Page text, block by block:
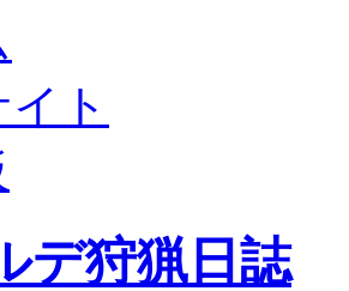
ト
デ狩猟日誌